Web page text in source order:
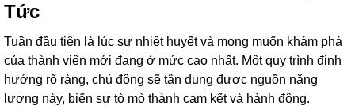
Tức
Tuần đầu tiên là lúc sự nhiệt huyết và mong muốn khám phá
của thành viên mới đang ở mức cao nhất. Một quy trình định
hướng rõ ràng, chủ động sẽ tận dụng được nguồn năng
lượng này, biến sự tò mò thành cam kết và hành động.